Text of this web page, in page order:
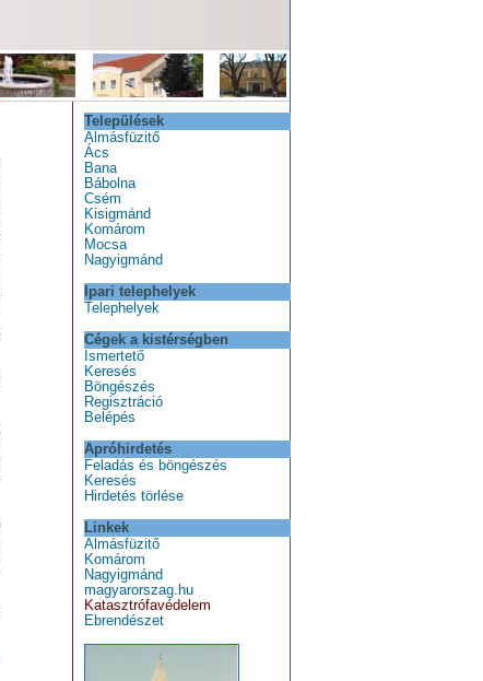
Települések
Almásfüzitő
Ács
Bana
Bábolna
Csém
Kisigmánd
Komárom
Mocsa
Nagyigmánd
Ipari telephelyek
Telephelyek
Cégek a kistérségben
Ismertető
Keresés
Böngészés
Regisztráció
Belépés
Apróhirdetés
Feladás és böngészés
Keresés
Hirdetés törlése
Linkek
Almásfüzitő
Komárom
Nagyigmánd
magyarorszag.hu
Katasztrófavédelem
Ebrendészet